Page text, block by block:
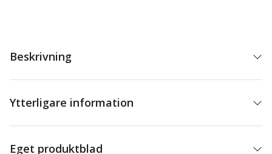
Beskrivning
Ytterligare information
Eget produktblad